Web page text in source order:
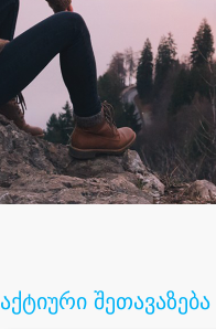
აქტიური შეთავაზება